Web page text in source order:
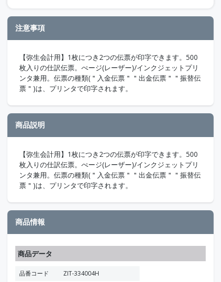
注意事項
【弥生会計用】1枚につき2つの伝票が印字できます。500
枚入りの仕訳伝票。ぺージ(レーザー)/インクジェットプリ
ンタ兼用。伝票の種類(＂入金伝票＂＂出金伝票＂＂振替伝
票＂)は、プリンタで印字されます。
商品説明
【弥生会計用】1枚につき2つの伝票が印字できます。500
枚入りの仕訳伝票。ぺージ(レーザー)/インクジェットプリ
ンタ兼用。伝票の種類(＂入金伝票＂＂出金伝票＂＂振替伝
票＂)は、プリンタで印字されます。
商品情報
商品データ
品番コード
ZIT-334004H